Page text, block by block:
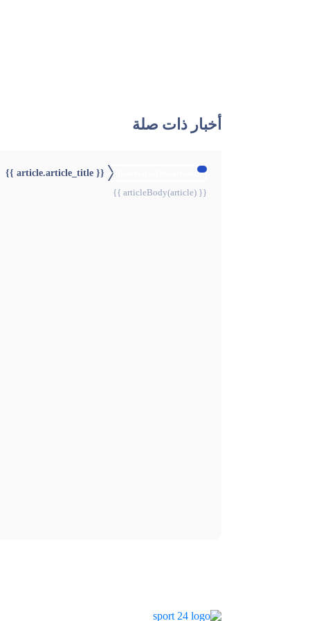
أخبار ذات صلة
{{webStatusTitle(article)}}
{{ article.article_title }}
{{ articleBody(article) }}